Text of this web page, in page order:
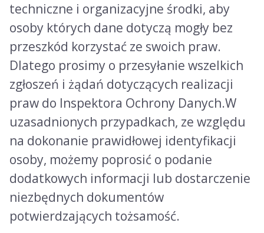
techniczne i organizacyjne środki, aby
osoby których dane dotyczą mogły bez
przeszkód korzystać ze swoich praw.
Dlatego prosimy o przesyłanie wszelkich
zgłoszeń i żądań dotyczących realizacji
praw do Inspektora Ochrony Danych.W
uzasadnionych przypadkach, ze względu
na dokonanie prawidłowej identyfikacji
osoby, możemy poprosić o podanie
dodatkowych informacji lub dostarczenie
niezbędnych dokumentów
potwierdzających tożsamość.